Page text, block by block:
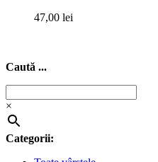
47,00 lei
Caută ...
×
Categorii: